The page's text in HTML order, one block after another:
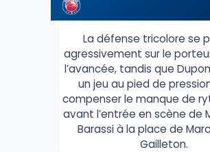
La défense tricolore se
agressivement sur le
l’avancée, tandis que
un jeu au pied de
compenser le manque de
avant l’entrée en scène de
Barassi à la place de
Gailleton.